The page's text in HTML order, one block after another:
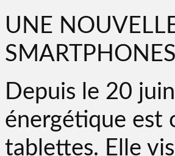
UNE
Depuis le 20
énergétique est
tablettes. Elle